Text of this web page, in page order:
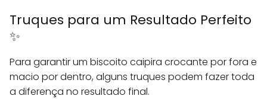
Truques para um Resultado Perfeito
✨
Para garantir um biscoito caipira crocante por fora e
macio por dentro, alguns truques podem fazer toda
a diferença no resultado final.